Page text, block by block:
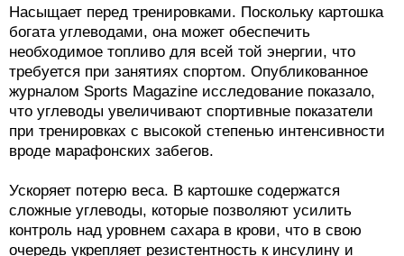
Насыщает перед тренировками. Поскольку картошка
богата углеводами, она может обеспечить
необходимое топливо для всей той энергии, что
требуется при занятиях спортом. Опубликованное
журналом Sports Magazine исследование показало,
что углеводы увеличивают спортивные показатели
при тренировках с высокой степенью интенсивности
вроде марафонских забегов.
Ускоряет потерю веса. В картошке содержатся
сложные углеводы, которые позволяют усилить
контроль над уровнем сахара в крови, что в свою
очередь укрепляет резистентность к инсулину и